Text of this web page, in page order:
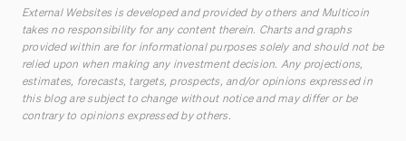
External Websites is developed and provided by others and Multicoin
takes no responsibility for any content therein. Charts and graphs
provided within are for informational purposes solely and should not be
relied upon when making any investment decision. Any projections,
estimates, forecasts, targets, prospects, and/or opinions expressed in
this blog are subject to change without notice and may differ or be
contrary to opinions expressed by others.